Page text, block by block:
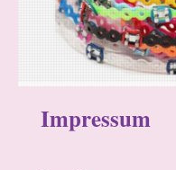
Impressum